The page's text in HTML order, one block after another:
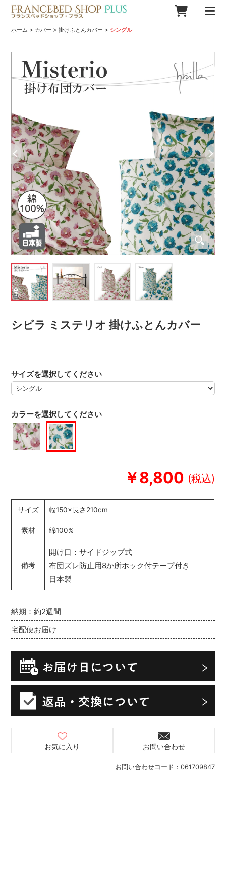
ホーム > カバー >掛けふとんカバー > シングル
シビラ ミステリオ 掛けふとんカバー
￥8,800
お問い合わせコード： 061709847
納期：約2週間
宅配便お届け
カラーを選択してください
サイズを選択してください
お気に入り お問い合わせ
サイズ 幅150×長さ210cm
素材 綿100%
備考
開け口：サイドジップ式
布団ズレ防止用8か所ホック付テープ付き
日本製